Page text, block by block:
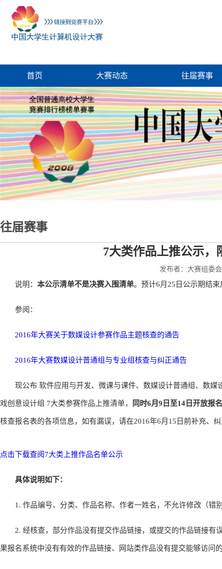
首页 大赛动态 往届赛事
往届赛事
7大类作品上推公示，
发布者：大赛组委
说明： 本公示清单不是决赛入围清单。预计6月25日公示期结
参阅：
2016年大赛关于数媒设计参赛作品主题核查的通告
2016年大赛数媒设计普通组与专业组核查与纠正通告
现公布 软件应用与开发、微课与课件、数媒设计普通组、数
戏创意设计组 7大类参赛作品上推清单， 同时6月9日至14日开放报
核查报名表的各项信息，如有漏误，请在2016年6月15日前补充、
点击下载查阅7大类上推作品名单公示
具体说明如下：
1. 作品编号、分类、作品名称、作者一姓名，不允许修改（
2. 经核查，部分作品没有提交作品链接，或提交的作品链接
果报名系统中没有有效的作品链接、网站类作品没有提交能够访问